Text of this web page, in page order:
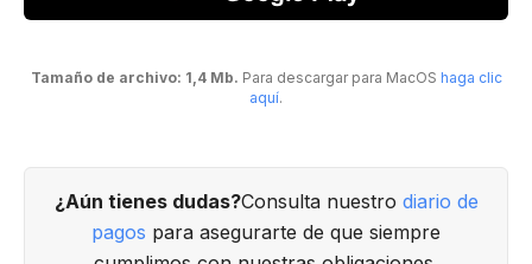
Tamaño de archivo: 1,4 Mb. Para descargar para MacOS haga clic
aquí.
¿Aún tienes dudas?Consulta nuestro diario de
pagos para asegurarte de que siempre